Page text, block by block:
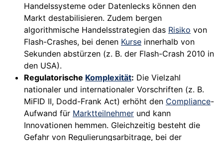
Handelssysteme oder Datenlecks können den
Markt destabilisieren. Zudem bergen
algorithmische Handelsstrategien das Risiko von
Flash-Crashes, bei denen Kurse innerhalb von
Sekunden abstürzen (z. B. der Flash-Crash 2010 in
den USA).
Regulatorische Komplexität: Die Vielzahl
nationaler und internationaler Vorschriften (z. B.
MiFID II, Dodd-Frank Act) erhöht den Compliance-
Aufwand für Marktteilnehmer und kann
Innovationen hemmen. Gleichzeitig besteht die
Gefahr von Regulierungsarbitrage, bei der